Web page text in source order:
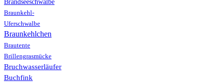
Brandseeschwalbe
Braunkehl-
Uferschwalbe
Braunkehlchen
Brautente
Brillengrasmücke
Bruchwasserläufer
Buchfink